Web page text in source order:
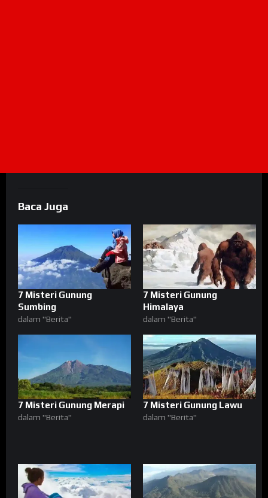
Baca Juga
7 Misteri Gunung
Sumbing
dalam "Berita"
7 Misteri Gunung
Himalaya
dalam "Berita"
7 Misteri Gunung Merapi
dalam "Berita"
7 Misteri Gunung Lawu
dalam "Berita"